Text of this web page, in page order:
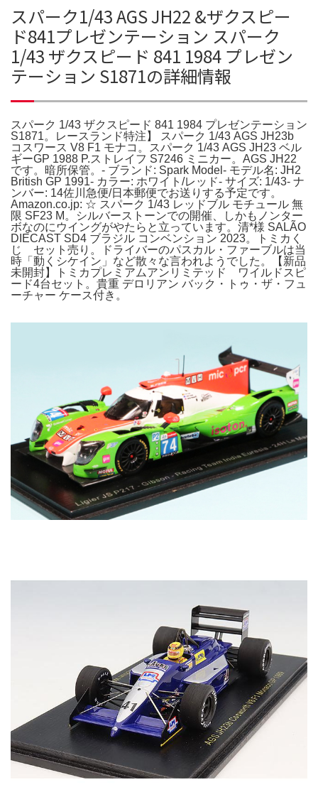
スパーク1/43 AGS JH22 &ザクスピー
ド841プレゼンテーション スパーク
1/43 ザクスピード 841 1984 プレゼン
テーション S1871の詳細情報
スパーク 1/43 ザクスピード 841 1984 プレゼンテーション
S1871。レースランド特注】 スパーク 1/43 AGS JH23b
コスワース V8 F1 モナコ。スパーク 1/43 AGS JH23 ベル
ギーGP 1988 P.ストレイフ S7246 ミニカー。AGS JH22
です。暗所保管。- ブランド: Spark Model- モデル名: JH2
British GP 1991- カラー: ホワイト/レッド- サイズ: 1/43- ナ
ンバー: 14佐川急便/日本郵便でお送りする予定です。
Amazon.co.jp: ☆ スパーク 1/43 レッドブル モチュール 無
限 SF23 M。シルバーストーンでの開催、しかもノンター
ボなのにウイングがやたらと立っています。清*様 SALÃO
DIECAST SD4 ブラジル コンベンション 2023。トミカく
じ セット売り。ドライバーのパスカル・ファーブルは当
時「動くシケイン」など散々な言われようでした。【新品
未開封】トミカプレミアムアンリミテッド ワイルドスピ
ード4台セット。貴重 デロリアン バック・トゥ・ザ・フュ
ーチャー ケース付き。